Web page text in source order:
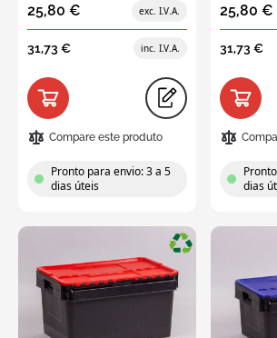
25,80 €
31,73 €
Compare este produto
Pronto para envio: 3 a 5
dias úteis
25,80 €
31,73 €
dias